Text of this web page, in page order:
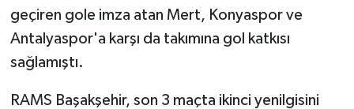
geçiren gole imza atan Mert, Konyaspor ve
Antalyaspor'a karşı da takımına gol katkısı
sağlamıştı.
RAMS Başakşehir, son 3 maçta ikinci yenilgisini